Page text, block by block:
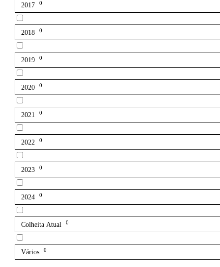
2017 0
2018 0
2019 0
2020 0
2021 0
2022 0
2023 0
2024 0
Colheita Atual 0
Vários 0